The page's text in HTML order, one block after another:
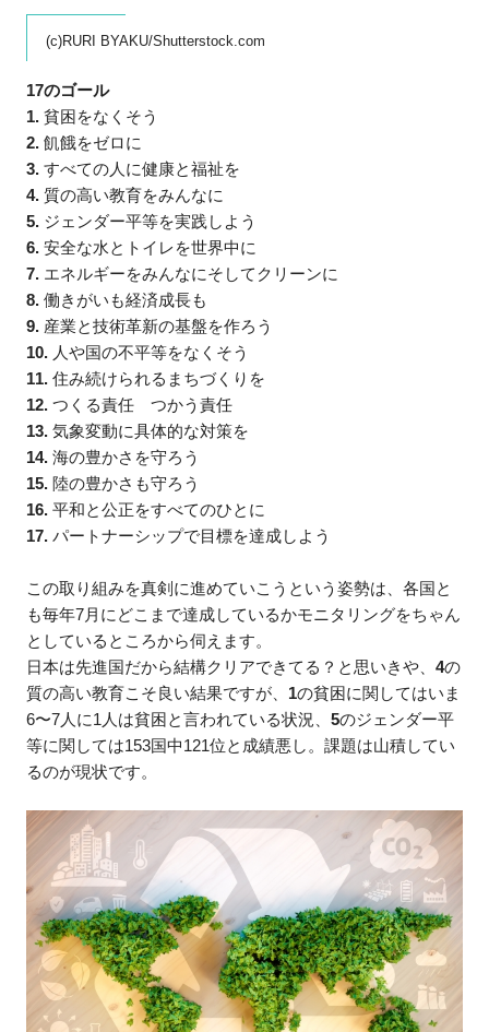
(c)RURI BYAKU/Shutterstock.com
17のゴール
1. 貧困をなくそう
2. 飢餓をゼロに
3. すべての人に健康と福祉を
4. 質の高い教育をみんなに
5. ジェンダー平等を実践しよう
6. 安全な水とトイレを世界中に
7. エネルギーをみんなにそしてクリーンに
8. 働きがいも経済成長も
9. 産業と技術革新の基盤を作ろう
10. 人や国の不平等をなくそう
11. 住み続けられるまちづくりを
12. つくる責任 つかう責任
13. 気象変動に具体的な対策を
14. 海の豊かさを守ろう
15. 陸の豊かさも守ろう
16. 平和と公正をすべてのひとに
17. パートナーシップで目標を達成しよう
この取り組みを真剣に進めていこうという姿勢は、各国と
も毎年7月にどこまで達成しているかモニタリングをちゃん
としているところから伺えます。
日本は先進国だから結構クリアできてる？と思いきや、4の
質の高い教育こそ良い結果ですが、 1の貧困に関してはいま
6〜7人に1人は貧困と言われている状況、5のジェンダー平
等に関しては153国中121位と成績悪し。課題は山積してい
るのが現状です。